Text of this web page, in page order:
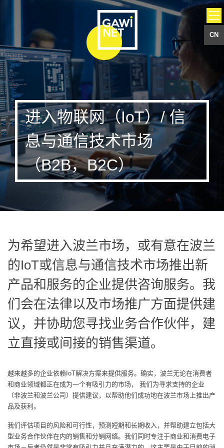
CN
进入物联网（IoT）/ 信
息与通信技术市场
（B2B，B2C）
为希望进入波兰市场，或有意在波兰
的IoT或信息与通信技术市场推出新
产品和服务的企业提供咨询服务。我
们会在法律以及市场推广方面提供建
议，并协助您寻找业务合作伙伴，建
立直接或间接的销售渠道。
越来越多的企业依赖IoT解决方案来提供服务。确实，波兰无论在消费者
和商业领域都正在成为一个有吸引力的市场， 我们为寻求支持的企业
（非波兰和波兰公司）提供建议，以帮助他们成功地在波兰市场上推出产
品及获利。
我们评估项目的风险和可行性，预测短期和长期收入，并帮助建立包括大
型业务合作伙伴在内的销售和分销网络。我们同时专注于商业和消费电子